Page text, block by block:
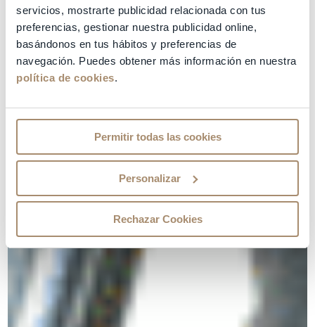
servicios, mostrarte publicidad relacionada con tus
preferencias, gestionar nuestra publicidad online,
basándonos en tus hábitos y preferencias de
navegación. Puedes obtener más información en nuestra
política de cookies.
Permitir todas las cookies
Personalizar
Rechazar Cookies